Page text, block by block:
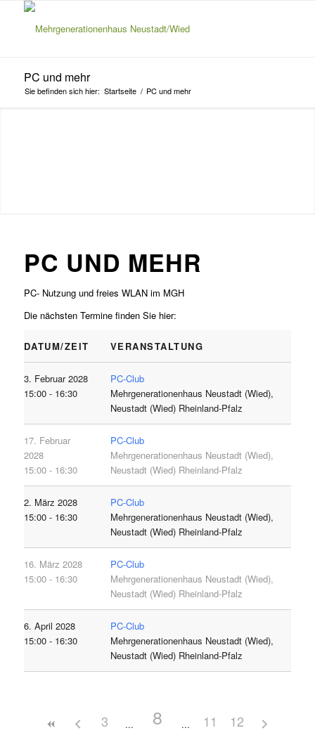
PC und mehr
Sie befinden sich hier: Startseite / PC und mehr
PC UND MEHR
PC- Nutzung und freies WLAN im MGH
Die nächsten Termine finden Sie hier:
DATUM/ZEIT VERANSTALTUNG
3. Februar 2028
15:00 - 16:30
PC-Club
Mehrgenerationenhaus Neustadt (Wied),
Neustadt (Wied) Rheinland-Pfalz
17. Februar
2028
15:00 - 16:30
PC-Club
Mehrgenerationenhaus Neustadt (Wied),
Neustadt (Wied) Rheinland-Pfalz
2. März 2028
15:00 - 16:30
PC-Club
Mehrgenerationenhaus Neustadt (Wied),
Neustadt (Wied) Rheinland-Pfalz
16. März 2028
15:00 - 16:30
PC-Club
Mehrgenerationenhaus Neustadt (Wied),
Neustadt (Wied) Rheinland-Pfalz
6. April 2028
15:00 - 16:30
PC-Club
Mehrgenerationenhaus Neustadt (Wied),
Neustadt (Wied) Rheinland-Pfalz
3 8 11 12